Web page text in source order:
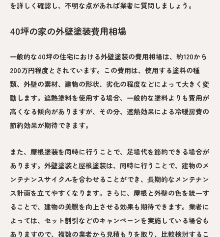
を詳しく確認し、不明な点があれば業者に質問しましょう。
40坪の家の外壁塗装費用相場
一般的な40坪の住宅における外壁塗装の費用相場は、約120から
200万円程度とされています。この費用は、使用する塗料の種
類、外壁の素材、建物の形状、劣化の程度などによって大きく変
動します。遮熱塗料を使用する場合、一般的な塗料よりも費用が
高くなる傾向がありますが、その分、遮熱効果による冷暖房費の
節約効果が期待できます。
また、屋根塗装を同時に行うことで、足場代を節約できる場合が
あります。外壁塗装と屋根塗装は、同時に行うことで、建物のメ
ンテナンスサイクルを合わせることができ、長期的なメンテナン
ス計画を立てやすくなります。さらに、屋根と外壁の色を統一す
ることで、建物の美観を向上させる効果も期待できます。業者に
よっては、セット割引などのキャンペーンを実施している場合も
ありますので、複数の業者から見積もりを取り、比較検討するこ